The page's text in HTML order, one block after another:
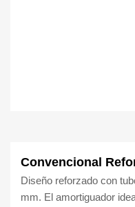
Convencional
Diseño reforzado con
mm. El amortiguador